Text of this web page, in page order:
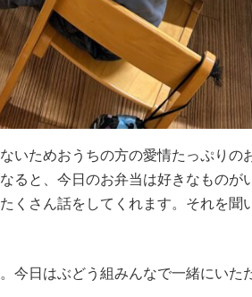
いためおうちの方の愛情たっぷりの
ると、今日のお弁当は好きなものが
くさん話をしてくれます。それを聞
今日はぶどう組みんなで一緒にいた